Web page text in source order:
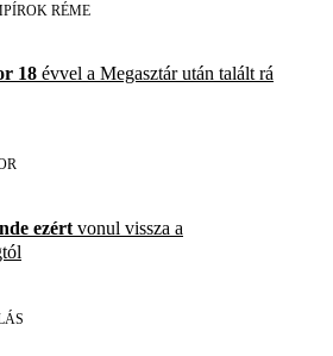
RÉME
18 évvel a Megasztár után talált rá
ezért vonul vissza a